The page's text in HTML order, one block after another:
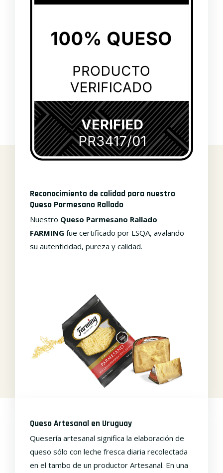
Reconocimiento de calidad para nuestro
Queso Parmesano Rallado
Nuestro Queso Parmesano Rallado
FARMING fue certificado por LSQA, avalando
su autenticidad, pureza y calidad.
Queso Artesanal en Uruguay
Quesería artesanal significa la elaboración de
queso sólo con leche fresca diaria recolectada
en el tambo de un productor Artesanal. En una